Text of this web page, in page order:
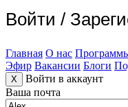
Войти /
Главная О нас
Эфир Вакансии Блоги
X
Войти в аккаунт
Ваша почта